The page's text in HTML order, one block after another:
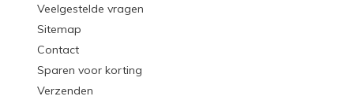
Veelgestelde vragen
Sitemap
Contact
Sparen voor korting
Verzenden